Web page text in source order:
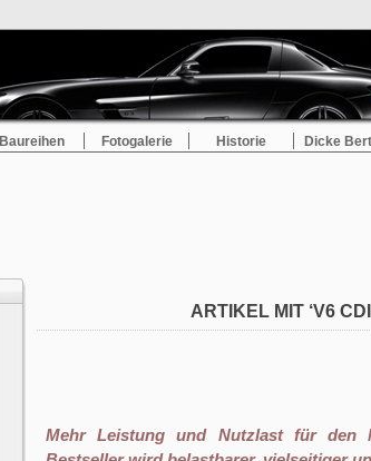
Baureihen Fotogalerie Historie Dicke
ARTIKEL MIT ‘V6
Mehr Leistung und Nutzlast für den